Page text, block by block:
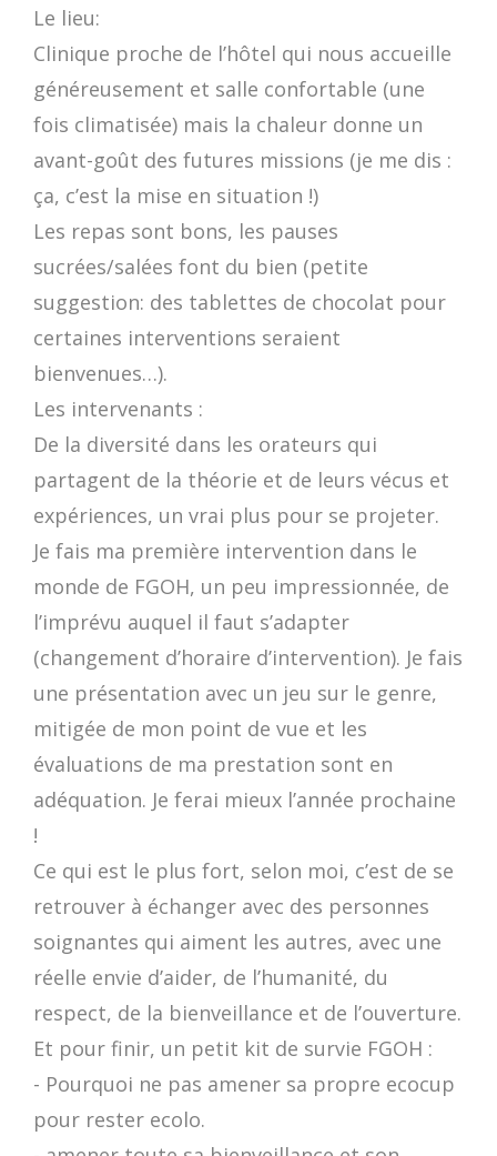
Le lieu:
Clinique proche de l’hôtel qui nous accueille
généreusement et salle confortable (une
fois climatisée) mais la chaleur donne un
avant-goût des futures missions (je me dis :
ça, c’est la mise en situation !)
Les repas sont bons, les pauses
sucrées/salées font du bien (petite
suggestion: des tablettes de chocolat pour
certaines interventions seraient
bienvenues…).
Les intervenants :
De la diversité dans les orateurs qui
partagent de la théorie et de leurs vécus et
expériences, un vrai plus pour se projeter.
Je fais ma première intervention dans le
monde de FGOH, un peu impressionnée, de
l’imprévu auquel il faut s’adapter
(changement d’horaire d’intervention). Je fais
une présentation avec un jeu sur le genre,
mitigée de mon point de vue et les
évaluations de ma prestation sont en
adéquation. Je ferai mieux l’année prochaine
!
Ce qui est le plus fort, selon moi, c’est de se
retrouver à échanger avec des personnes
soignantes qui aiment les autres, avec une
réelle envie d’aider, de l’humanité, du
respect, de la bienveillance et de l’ouverture.
Et pour finir, un petit kit de survie FGOH :
- Pourquoi ne pas amener sa propre ecocup
pour rester ecolo.